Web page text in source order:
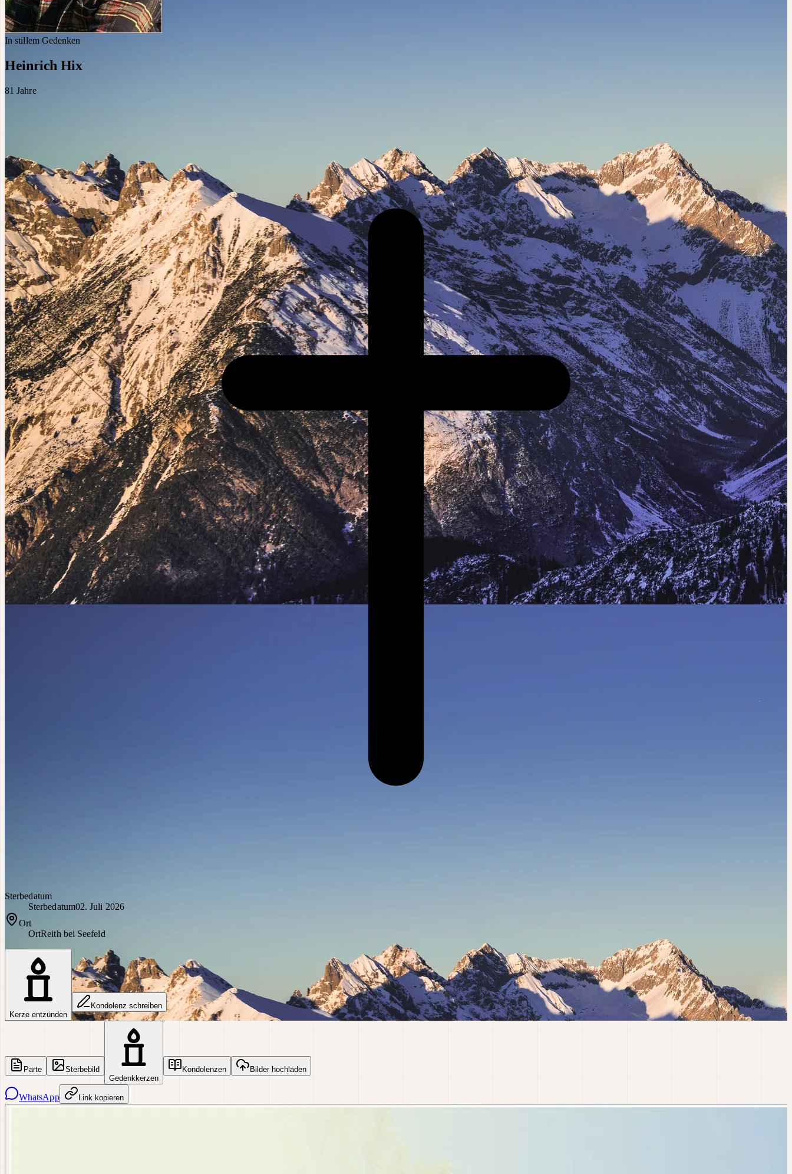
In stillem Gedenken
Heinrich Hix
81 Jahre
Sterbedatum
Sterbedatum02. Juli 2026
Ort
OrtReith bei Seefeld
Kerze entzünden
Kondolenz schreiben
Parte
Sterbebild
Gedenkkerzen
Kondolenzen Bilder hochladen
WhatsApp Link kopieren